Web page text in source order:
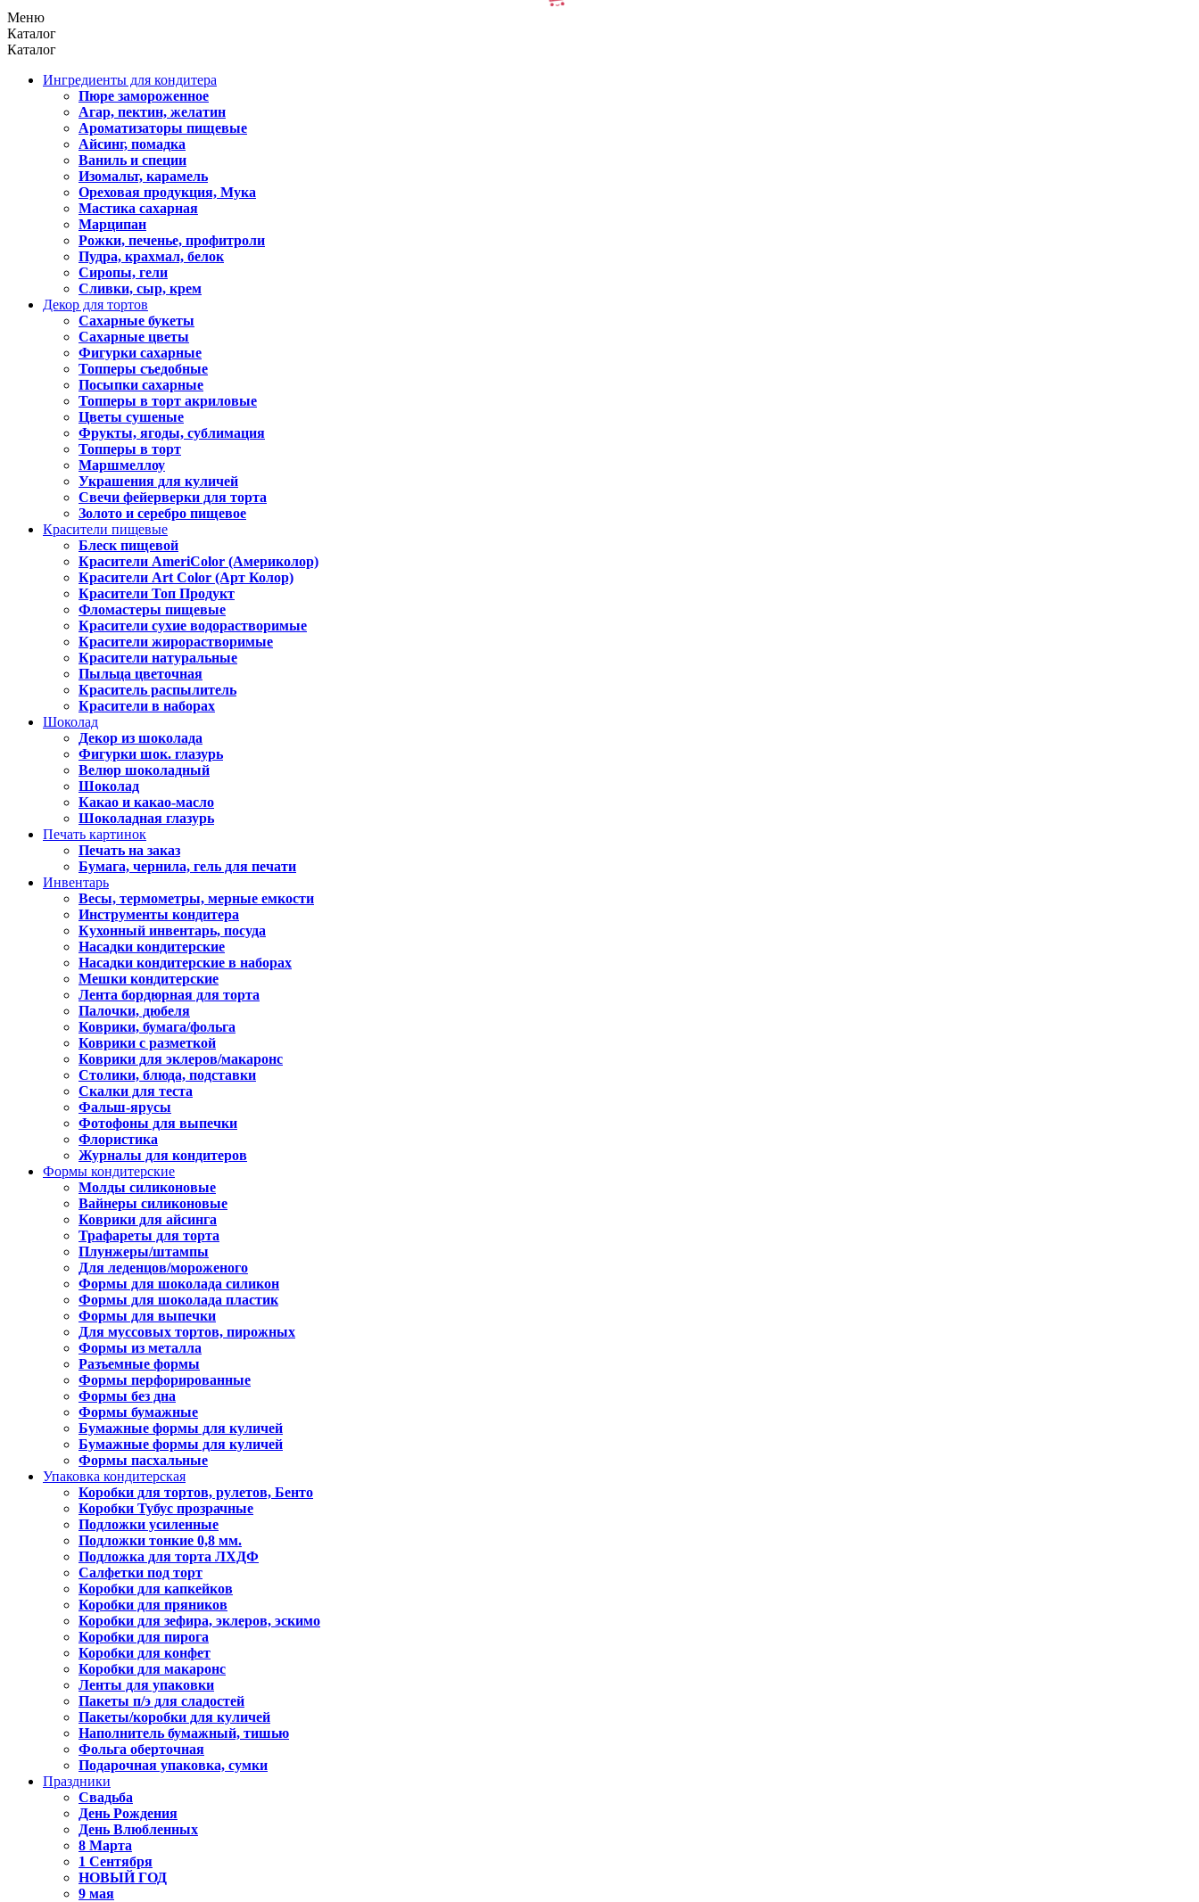
Меню
Каталог
Каталог
Ингредиенты для кондитера
Пюре замороженное
Агар, пектин, желатин
Ароматизаторы пищевые
Айсинг, помадка
Ваниль и специи
Изомальт, карамель
Ореховая продукция, Мука
Мастика сахарная
Марципан
Рожки, печенье, профитроли
Пудра, крахмал, белок
Сиропы, гели
Сливки, сыр, крем
Декор для тортов
Сахарные букеты
Сахарные цветы
Фигурки сахарные
Топперы съедобные
Посыпки сахарные
Топперы в торт акриловые
Цветы сушеные
Фрукты, ягоды, сублимация
Топперы в торт
Маршмеллоу
Украшения для куличей
Свечи фейерверки для торта
Золото и серебро пищевое
Красители пищевые
Блеск пищевой
Красители AmeriColor (Америколор)
Красители Art Color (Арт Колор)
Красители Топ Продукт
Фломастеры пищевые
Красители сухие водорастворимые
Красители жирорастворимые
Красители натуральные
Пыльца цветочная
Краситель распылитель
Красители в наборах
Шоколад
Декор из шоколада
Фигурки шок. глазурь
Велюр шоколадный
Шоколад
Какао и какао-масло
Шоколадная глазурь
Печать картинок
Печать на заказ
Бумага, чернила, гель для печати
Инвентарь
Весы, термометры, мерные емкости
Инструменты кондитера
Кухонный инвентарь, посуда
Насадки кондитерские
Насадки кондитерские в наборах
Мешки кондитерские
Лента бордюрная для торта
Палочки, дюбеля
Коврики, бумага/фольга
Коврики с разметкой
Коврики для эклеров/макаронс
Столики, блюда, подставки
Скалки для теста
Фальш-ярусы
Фотофоны для выпечки
Флористика
Журналы для кондитеров
Формы кондитерские
Молды силиконовые
Вайнеры силиконовые
Коврики для айсинга
Трафареты для торта
Плунжеры/штампы
Для леденцов/мороженого
Формы для шоколада силикон
Формы для шоколада пластик
Формы для выпечки
Для муссовых тортов, пирожных
Формы из металла
Разъемные формы
Формы перфорированные
Формы без дна
Формы бумажные
Бумажные формы для куличей
Бумажные формы для куличей
Формы пасхальные
Упаковка кондитерская
Коробки для тортов, рулетов, Бенто
Коробки Тубус прозрачные
Подложки усиленные
Подложки тонкие 0,8 мм.
Подложка для торта ЛХДФ
Салфетки под торт
Коробки для капкейков
Коробки для пряников
Коробки для зефира, эклеров, эскимо
Коробки для пирога
Коробки для конфет
Коробки для макаронс
Ленты для упаковки
Пакеты п/э для сладостей
Пакеты/коробки для куличей
Наполнитель бумажный, тишью
Фольга оберточная
Подарочная упаковка, сумки
Праздники
Свадьба
День Рождения
День Влюбленных
8 Марта
1 Сентября
НОВЫЙ ГОД
9 мая